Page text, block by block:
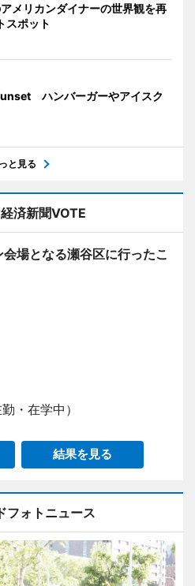
メリカンダイナーの世界観を再
スポット
ハンバーガーやアイスク
と見る
済新聞VOTE
場となる瀬谷区に行ったこ
・在学中）
結果を見る
フォトニュース